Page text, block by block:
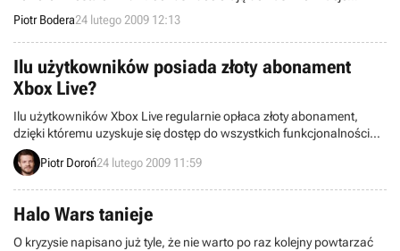
podgrzewające atmosferę wyczekiwania tej najpopularniejszej serii
o zombie. Tym razem przytaczamy intrygującą wieść ojca
Residentów - Juna Takeuchi. Została ona podana w ramach dni z
RE5 w serwisie 1UP.
Piotr Bodera24 lutego 2009 12:13
Ilu użytkowników posiada złoty abonament
Xbox Live?
Ilu użytkowników Xbox Live regularnie opłaca złoty abonament,
dzięki któremu uzyskuje się dostęp do wszystkich funkcjonalności
serwisu? Z informacji pozyskanych przez Seattle Post Intelligencer's
Microsoft Blog wynika, że może to być nawet połowa z nich.
Piotr Doroń24 lutego 2009 11:59
Halo Wars tanieje
O kryzysie napisano już tyle, że nie warto po raz kolejny powtarzać